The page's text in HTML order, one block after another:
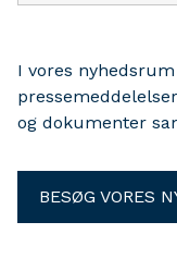
I vores
og dokumenter
BESØG VORES